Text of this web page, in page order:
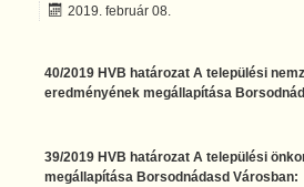
2019. február 08.
40/2019 HVB határozat A települési
eredményének megállapítása
39/2019 HVB határozat A települési
megállapítása Borsodnádasd Városban: